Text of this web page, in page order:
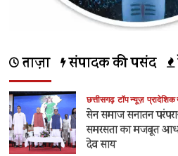
ताज़ा संपादक की पसंद
छत्तीसगढ़ टॉप न्यूज़ प्रादेशिक
सेन समाज सनातन
समरसता का मजबूत
देव साय